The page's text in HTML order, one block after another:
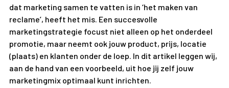
dat marketing samen te vatten is in ‘het maken van
reclame’, heeft het mis. Een succesvolle
marketingstrategie focust niet alleen op het onderdeel
promotie, maar neemt ook jouw product, prijs, locatie
(plaats) en klanten onder de loep. In dit artikel leggen wij,
aan de hand van een voorbeeld, uit hoe jij zelf jouw
marketingmix optimaal kunt inrichten.